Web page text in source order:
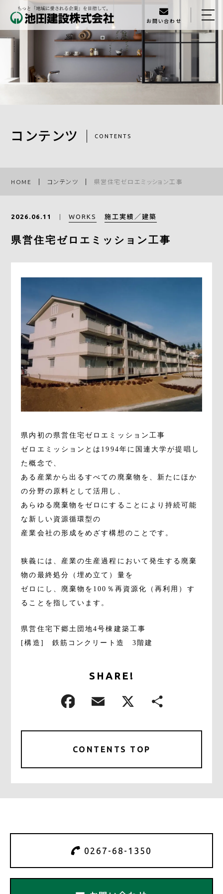
お問い合わせ
コンテンツ CONTENTS
HOME コンテンツ 県営住宅ゼロエミッション工事
2026.06.11 WORKS 施工実績／建築
県営住宅ゼロエミッション工事
県内初の県営住宅ゼロエミッション工事
ゼロエミッションとは1994年に国連大学が提唱し
た概念で、
ある産業から出るすべての廃棄物を、新たにほか
の分野の原料として活用し、
あらゆる廃棄物をゼロにすることにより持続可能
な新しい資源循環型の
産業会社の形成をめざす構想のことです。
狭義には、産業の生産過程において発生する廃棄
物の最終処分（埋め立て）量を
ゼロにし、廃棄物を100％再資源化（再利用）す
ることを指しています。
県営住宅下郷土団地4号棟建築工事
[構造]　鉄筋コンクリート造　3階建
SHARE!
CONTENTS TOP
0267-68-1350
HOME
イベント
池田建設について
アクセス
コンテンツ
0267-68-1350
お問い合わせ
友達追加はこちら